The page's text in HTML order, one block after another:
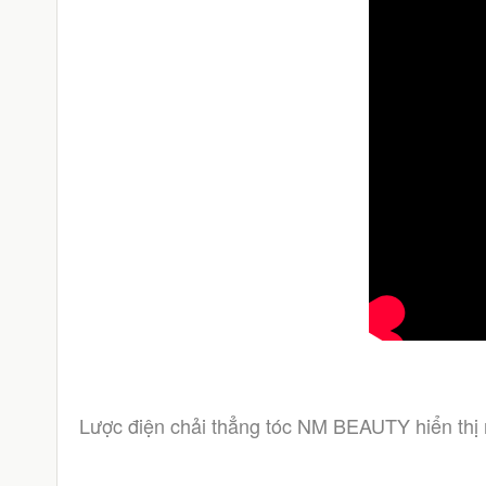
Lược điện chải thẳng tóc NM BEAUTY hiển